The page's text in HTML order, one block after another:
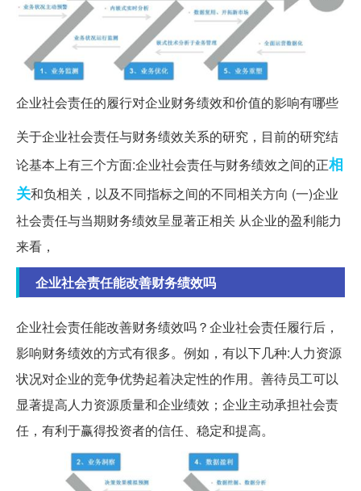
企业社会责任的履行对企业财务绩效和价值的影响有哪些
关于企业社会责任与财务绩效关系的研究，目前的研究结
论基本上有三个方面:企业社会责任与财务绩效之间的正相
关和负相关，以及不同指标之间的不同相关方向 (一)企业
社会责任与当期财务绩效呈显著正相关 从企业的盈利能力
来看，
企业社会责任能改善财务绩效吗
企业社会责任能改善财务绩效吗？企业社会责任履行后，
影响财务绩效的方式有很多。例如，有以下几种:人力资源
状况对企业的竞争优势起着决定性的作用。善待员工可以
显著提高人力资源质量和企业绩效；企业主动承担社会责
任，有利于赢得投资者的信任、稳定和提高。